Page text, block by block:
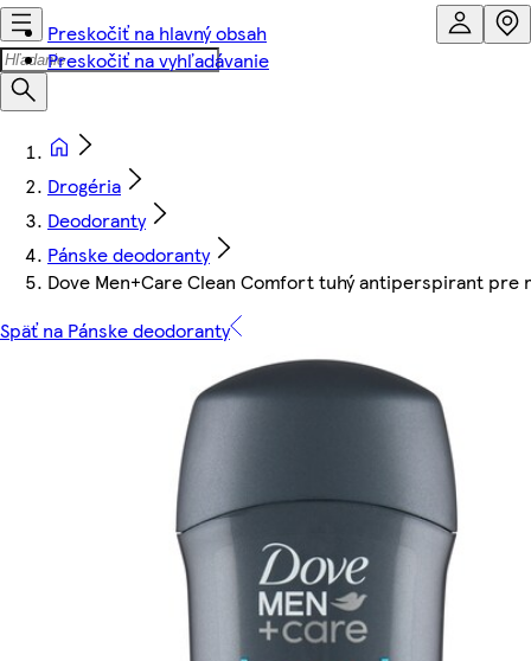
Preskočiť na hlavný obsah
Preskočiť na vyhľadávanie
Drogéria
Deodoranty
Pánske deodoranty
Dove Men+Care Clean Comfort tuhý antiperspirant pre
Späť na Pánske deodoranty